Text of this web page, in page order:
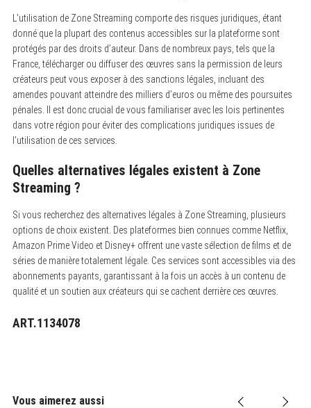
L’utilisation de Zone Streaming comporte des risques juridiques, étant
donné que la plupart des contenus accessibles sur la plateforme sont
protégés par des droits d’auteur. Dans de nombreux pays, tels que la
France, télécharger ou diffuser des œuvres sans la permission de leurs
créateurs peut vous exposer à des sanctions légales, incluant des
amendes pouvant atteindre des milliers d’euros ou même des poursuites
pénales. Il est donc crucial de vous familiariser avec les lois pertinentes
dans votre région pour éviter des complications juridiques issues de
l’utilisation de ces services.
Quelles alternatives légales existent à Zone
Streaming ?
Si vous recherchez des alternatives légales à Zone Streaming, plusieurs
options de choix existent. Des plateformes bien connues comme Netflix,
Amazon Prime Video et Disney+ offrent une vaste sélection de films et de
séries de manière totalement légale. Ces services sont accessibles via des
abonnements payants, garantissant à la fois un accès à un contenu de
qualité et un soutien aux créateurs qui se cachent derrière ces œuvres.
ART.1134078
Vous aimerez aussi